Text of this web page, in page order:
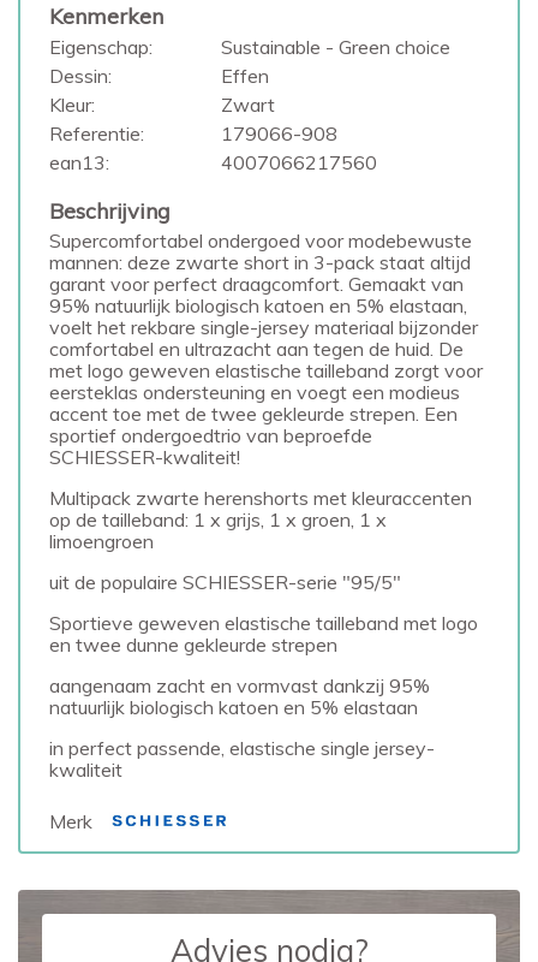
Kenmerken
Eigenschap:
Sustainable - Green choice
Dessin:
Effen
Kleur:
Zwart
Referentie:
179066-908
ean13:
4007066217560
Beschrijving
Supercomfortabel ondergoed voor modebewuste
mannen: deze zwarte short in 3-pack staat altijd
garant voor perfect draagcomfort. Gemaakt van
95% natuurlijk biologisch katoen en 5% elastaan,
voelt het rekbare single-jersey materiaal bijzonder
comfortabel en ultrazacht aan tegen de huid. De
met logo geweven elastische tailleband zorgt voor
eersteklas ondersteuning en voegt een modieus
accent toe met de twee gekleurde strepen. Een
sportief ondergoedtrio van beproefde
SCHIESSER-kwaliteit!
Multipack zwarte herenshorts met kleuraccenten
op de tailleband: 1 x grijs, 1 x groen, 1 x
limoengroen
uit de populaire SCHIESSER-serie "95/5"
Sportieve geweven elastische tailleband met logo
en twee dunne gekleurde strepen
aangenaam zacht en vormvast dankzij 95%
natuurlijk biologisch katoen en 5% elastaan
in perfect passende, elastische single jersey-
kwaliteit
Merk
Advies nodig?